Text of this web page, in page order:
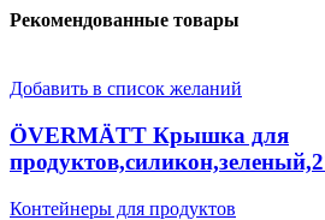
Рекомендованные товары
Добавить в список желаний
ÖVERMÄTT Крышка для
Контейнеры для продуктов